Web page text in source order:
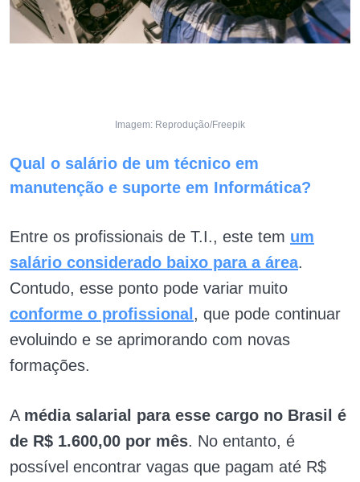
Imagem: Reprodução/Freepik
Qual o salário de um técnico em
manutenção e suporte em Informática?
Entre os profissionais de T.I., este tem um
salário considerado baixo para a área.
Contudo, esse ponto pode variar muito
conforme o profissional , que pode continuar
evoluindo e se aprimorando com novas
formações.
A média salarial para esse cargo no Brasil é
de R$ 1.600,00 por mês. No entanto, é
possível encontrar vagas que pagam até R$